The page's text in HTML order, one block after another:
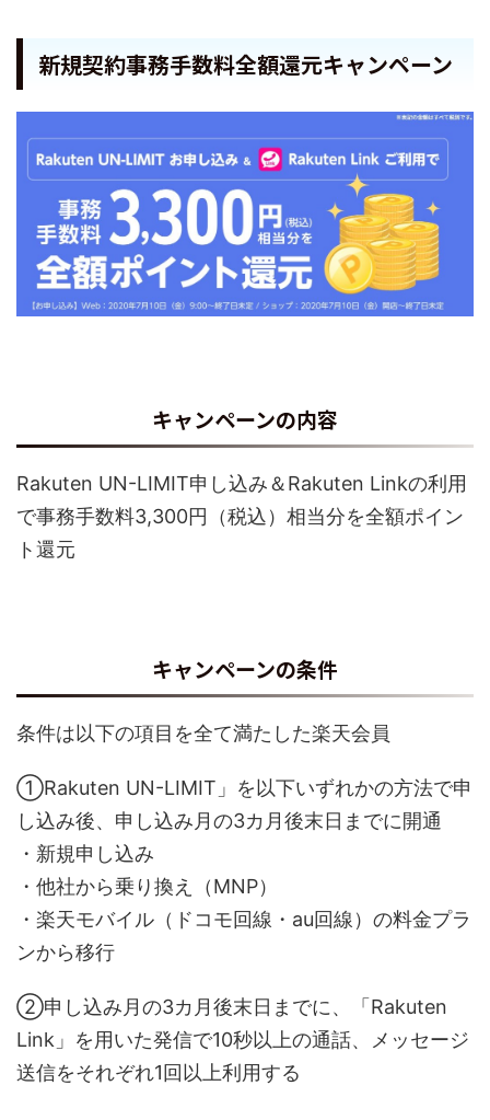
新規契約事務手数料全額還元キャンペーン
キャンペーンの内容
Rakuten UN-LIMIT申し込み＆Rakuten Linkの利用
で事務手数料3,300円（税込）相当分を全額ポイン
ト還元
キャンペーンの条件
条件は以下の項目を全て満たした楽天会員
①Rakuten UN-LIMIT」を以下いずれかの方法で申
し込み後、申し込み月の3カ月後末日までに開通
・新規申し込み
・他社から乗り換え（MNP）
・楽天モバイル（ドコモ回線・au回線）の料金プラ
ンから移行
②申し込み月の3カ月後末日までに、「Rakuten
Link」を用いた発信で10秒以上の通話、メッセージ
送信をそれぞれ1回以上利用する